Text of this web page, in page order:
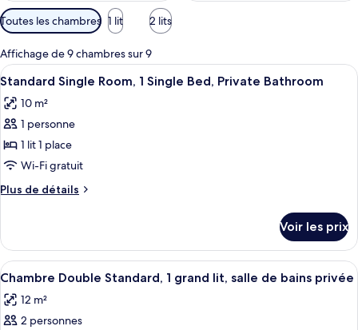
Filtres
disponibles
pour
les
chambres
Toutes les chambres 1 lit 2 lits
Affichage de 9 chambres sur 9
Afficher
toutes
les
photos
pour
ce
type
de
Standard
Single
Room,
1
Single
Un lit bien fait, avec un oreiller sur
4
Standard Single Room, 1 Single Bed, Private Bathroom
10 m²
1 personne
1 lit 1 place
Wi-Fi gratuit
Plus de détails
Plus
le
type
de
Standard
Single
Voir les prix
Afficher
toutes
les
photos
Chambre Double Standard, 1 grand
3
Chambre Double Standard, 1 grand lit, salle de bains privée
12 m²
2 personnes